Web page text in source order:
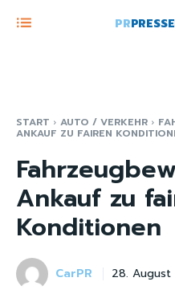
PR
START AUTO / VERKEHR
ANKAUF ZU FAIREN
Ankauf zu
Konditionen
CarPR 28.